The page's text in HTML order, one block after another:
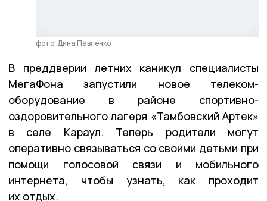
фото: Дина Павленко
В преддверии летних каникул специалисты
МегаФона запустили новое телеком-
оборудование в районе спортивно-
оздоровительного лагеря «Тамбовский Артек»
в селе Караул. Теперь родители могут
оперативно связываться со своими детьми при
помощи голосовой связи и мобильного
интернета, чтобы узнать, как проходит
их отдых.